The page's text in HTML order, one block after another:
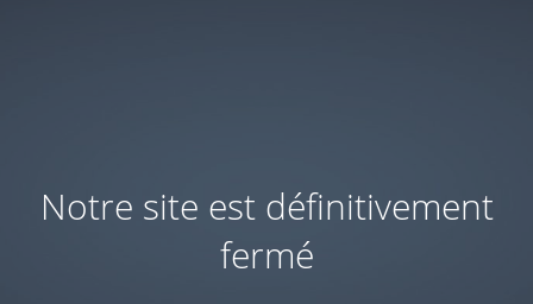
Notre site est définitivement
fermé